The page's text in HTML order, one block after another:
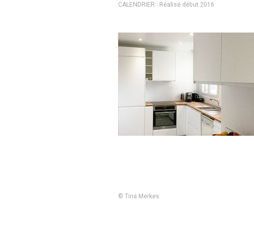
CALENDRIER : Réalisé début 2016
© Tina Merkes